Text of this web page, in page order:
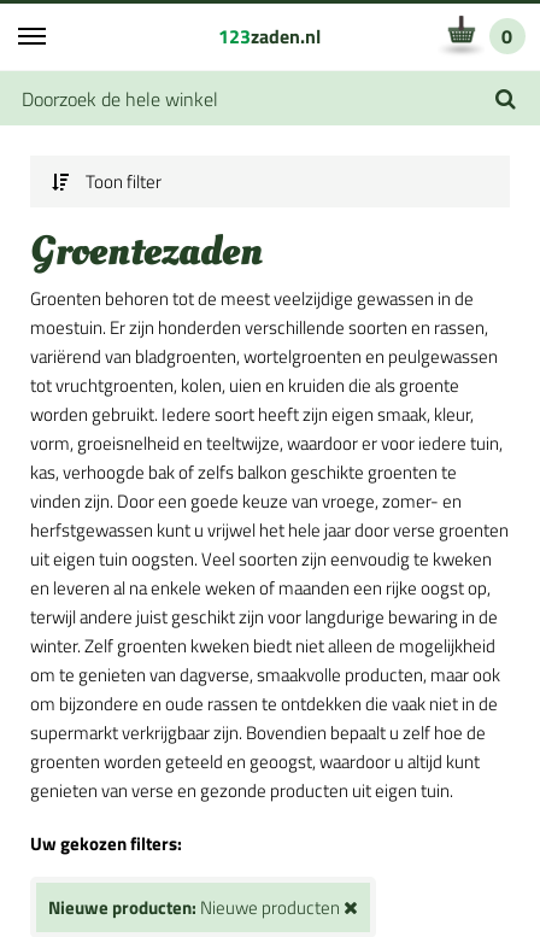
123zaden.nl 0
Toon filter
Groentezaden
Groenten behoren tot de meest veelzijdige gewassen in de
moestuin. Er zijn honderden verschillende soorten en rassen,
variërend van bladgroenten, wortelgroenten en peulgewassen
tot vruchtgroenten, kolen, uien en kruiden die als groente
worden gebruikt. Iedere soort heeft zijn eigen smaak, kleur,
vorm, groeisnelheid en teeltwijze, waardoor er voor iedere tuin,
kas, verhoogde bak of zelfs balkon geschikte groenten te
vinden zijn. Door een goede keuze van vroege, zomer- en
herfstgewassen kunt u vrijwel het hele jaar door verse groenten
uit eigen tuin oogsten. Veel soorten zijn eenvoudig te kweken
en leveren al na enkele weken of maanden een rijke oogst op,
terwijl andere juist geschikt zijn voor langdurige bewaring in de
winter. Zelf groenten kweken biedt niet alleen de mogelijkheid
om te genieten van dagverse, smaakvolle producten, maar ook
om bijzondere en oude rassen te ontdekken die vaak niet in de
supermarkt verkrijgbaar zijn. Bovendien bepaalt u zelf hoe de
groenten worden geteeld en geoogst, waardoor u altijd kunt
genieten van verse en gezonde producten uit eigen tuin.
Uw gekozen filters:
Nieuwe producten: Nieuwe producten